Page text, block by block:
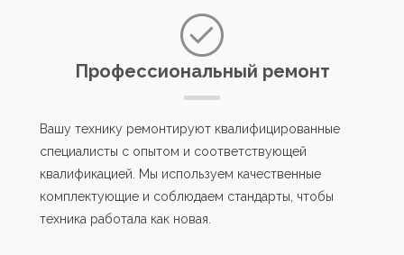
Профессиональный ремонт
Вашу технику ремонтируют квалифицированные
специалисты с опытом и соответствующей
квалификацией. Мы используем качественные
комплектующие и соблюдаем стандарты, чтобы
техника работала как новая.